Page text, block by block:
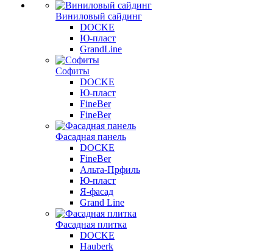
Виниловый сайдинг
DOCKE
Ю-пласт
GrandLine
Софиты
DOCKE
Ю-пласт
FineBer
FineBer
Фасадная панель
DOCKE
FineBer
Альта-Прфиль
Ю-пласт
Я-фасад
Grand Line
Фасадная плитка
DOCKE
Hauberk